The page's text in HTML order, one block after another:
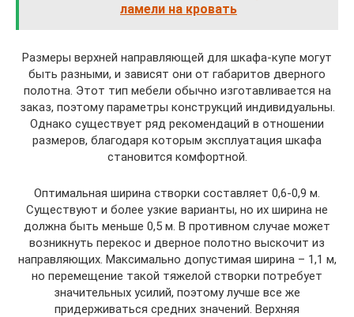
ламели на кровать
Размеры верхней направляющей для шкафа-купе могут
быть разными, и зависят они от габаритов дверного
полотна. Этот тип мебели обычно изготавливается на
заказ, поэтому параметры конструкций индивидуальны.
Однако существует ряд рекомендаций в отношении
размеров, благодаря которым эксплуатация шкафа
становится комфортной.
Оптимальная ширина створки составляет 0,6-0,9 м.
Существуют и более узкие варианты, но их ширина не
должна быть меньше 0,5 м. В противном случае может
возникнуть перекос и дверное полотно выскочит из
направляющих. Максимально допустимая ширина – 1,1 м,
но перемещение такой тяжелой створки потребует
значительных усилий, поэтому лучше все же
придерживаться средних значений. Верхняя